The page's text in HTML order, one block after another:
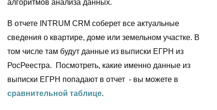
алгоритмов анализа данных.
В отчете INTRUM CRM соберет все актуальные
сведения о квартире, доме или земельном участке. В
том числе там будут данные из выписки ЕГРН из
РосРеестра. Посмотреть, какие именно данные из
выписки ЕГРН попадают в отчет - вы можете в
сравнительной таблице.